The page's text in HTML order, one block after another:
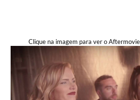
Clique na imagem para ver o